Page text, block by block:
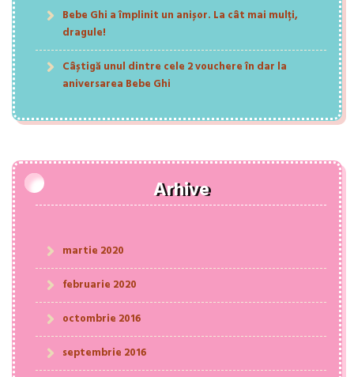
Bebe Ghi a împlinit un anișor. La cât mai mulți,
dragule!
Câștigă unul dintre cele 2 vouchere în dar la
aniversarea Bebe Ghi
Arhive
martie 2020
februarie 2020
octombrie 2016
septembrie 2016